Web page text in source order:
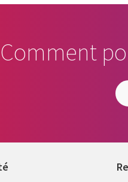
Comment